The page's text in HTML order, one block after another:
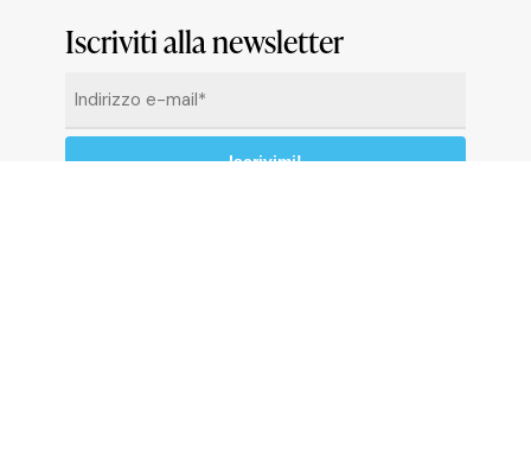
Iscriviti alla newsletter